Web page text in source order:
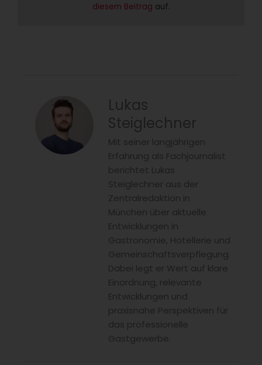
diesem Beitrag auf.
Lukas
Steiglechner
Mit seiner langjährigen
Erfahrung als Fachjournalist
berichtet Lukas
Steiglechner aus der
Zentralredaktion in
München über aktuelle
Entwicklungen in
Gastronomie, Hotellerie und
Gemeinschaftsverpflegung.
Dabei legt er Wert auf klare
Einordnung, relevante
Entwicklungen und
praxisnahe Perspektiven für
das professionelle
Gastgewerbe.